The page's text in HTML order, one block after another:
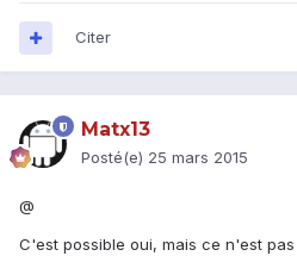
Citer
Matx13
Posté(e) 25 mars 2015
@
C'est possible oui, mais ce n'est